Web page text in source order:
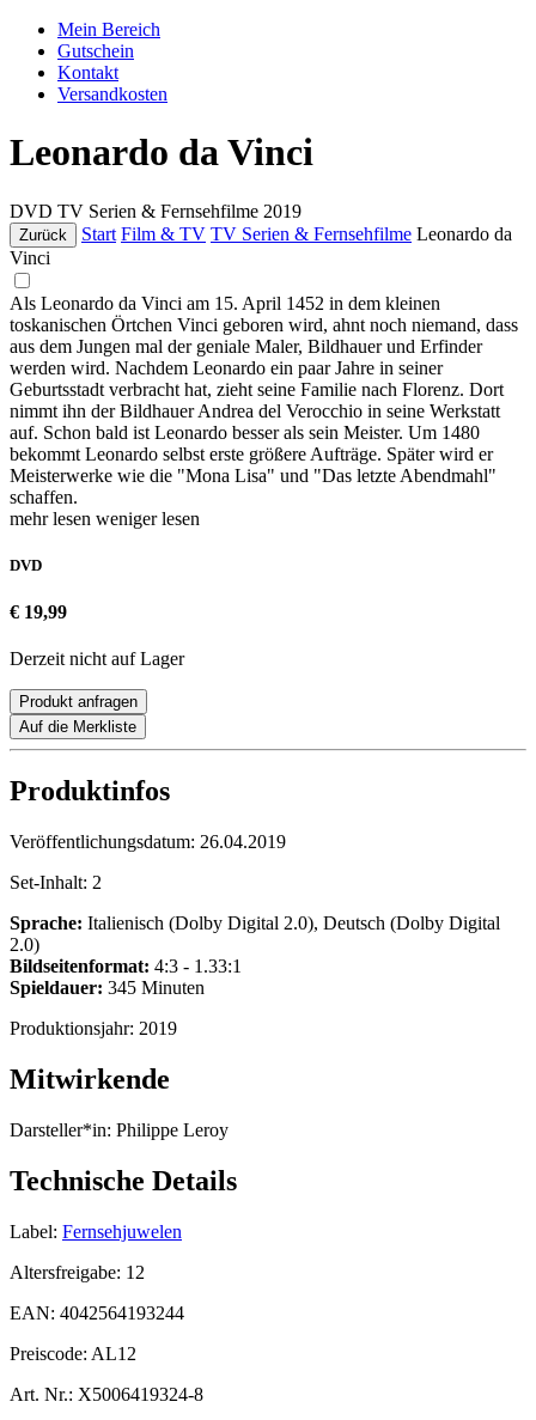
Mein Bereich
Gutschein
Kontakt
Versandkosten
Leonardo da Vinci
DVD TV Serien & Fernsehfilme 2019
Zurück Start Film & TV TV Serien & Fernsehfilme Leonardo da
Vinci
Als Leonardo da Vinci am 15. April 1452 in dem kleinen
toskanischen Örtchen Vinci geboren wird, ahnt noch niemand, dass
aus dem Jungen mal der geniale Maler, Bildhauer und Erfinder
werden wird. Nachdem Leonardo ein paar Jahre in seiner
Geburtsstadt verbracht hat, zieht seine Familie nach Florenz. Dort
nimmt ihn der Bildhauer Andrea del Verocchio in seine Werkstatt
auf. Schon bald ist Leonardo besser als sein Meister. Um 1480
bekommt Leonardo selbst erste größere Aufträge. Später wird er
Meisterwerke wie die "Mona Lisa" und "Das letzte Abendmahl"
schaffen.
mehr lesen weniger lesen
DVD
€ 19,99
Derzeit nicht auf Lager
Produkt anfragen
Auf die Merkliste
Produktinfos
Veröffentlichungsdatum: 26.04.2019
Set-Inhalt: 2
Sprache: Italienisch (Dolby Digital 2.0), Deutsch (Dolby Digital
2.0)
Bildseitenformat: 4:3 - 1.33:1
Spieldauer: 345 Minuten
Produktionsjahr: 2019
Mitwirkende
Darsteller*in: Philippe Leroy
Technische Details
Label: Fernsehjuwelen
Altersfreigabe: 12
EAN: 4042564193244
Preiscode: AL12
Art. Nr.: X5006419324-8